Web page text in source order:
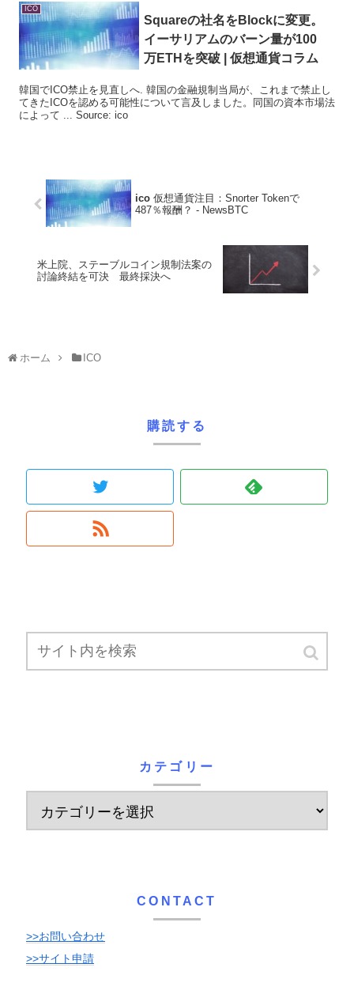
ICO
Squareの社名をBlockに変更。
イーサリアムのバーン量が100
万ETHを突破 | 仮想通貨コラム
韓国でICO禁止を見直しへ. 韓国の金融規制当局が、これまで禁止し
てきたICOを認める可能性について言及しました。同国の資本市場法
によって ... Source: ico
ico 仮想通貨注目：Snorter Tokenで
487％報酬？ - NewsBTC
米上院、ステーブルコイン規制法案の
討論終結を可決 最終採決へ
ホーム ICO
購読する
カテゴリー
CONTACT
>>お問い合わせ
>>サイト申請